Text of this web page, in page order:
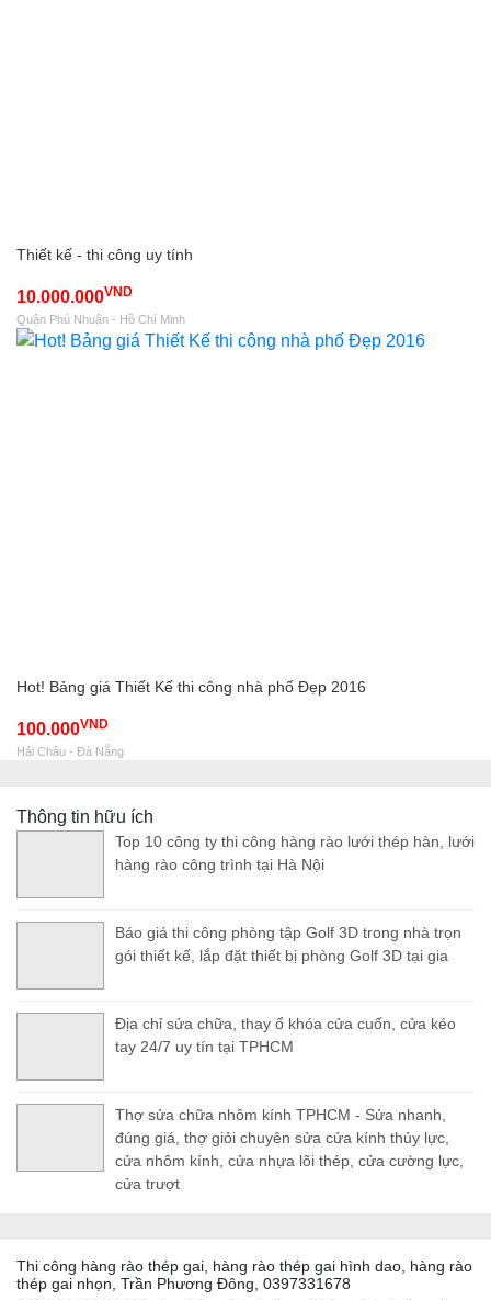
Thiết kế - thi công uy tính
10.000.000VND
Quận Phú Nhuận - Hồ Chí Minh
Hot! Bảng giá Thiết Kế thi công nhà phố Đẹp 2016
100.000VND
Hải Châu - Đà Nẵng
Thông tin hữu ích
Top 10 công ty thi công hàng rào lưới thép hàn, lưới
hàng rào công trình tại Hà Nội
Báo giá thi công phòng tập Golf 3D trong nhà trọn
gói thiết kế, lắp đặt thiết bị phòng Golf 3D tại gia
Địa chỉ sửa chữa, thay ổ khóa cửa cuốn, cửa kéo
tay 24/7 uy tín tại TPHCM
Thợ sửa chữa nhôm kính TPHCM - Sửa nhanh,
đúng giá, thợ giỏi chuyên sửa cửa kính thủy lực,
cửa nhôm kính, cửa nhựa lõi thép, cửa cường lực,
cửa trượt
Thi công hàng rào thép gai, hàng rào thép gai hình dao, hàng rào
thép gai nhọn, Trần Phương Đông, 0397331678